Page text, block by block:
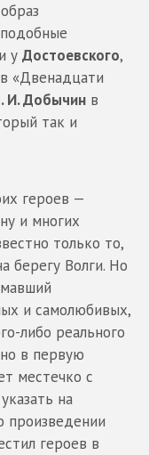
у Достоевского,
«Двенадцати
И. Добычин в
так и
героев —
и многих
только то,
берегу Волги. Но
и самолюбивых,
либо реального
в первую
местечко с
на
произведении
героев в